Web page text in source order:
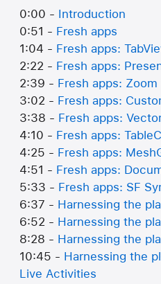
0:00 - Introduction
0:51 - Fresh apps
1:04 - Fresh apps:
2:22 - Fresh apps:
2:39 - Fresh apps:
3:02 - Fresh apps:
3:38 - Fresh apps:
4:10 - Fresh apps:
4:25 - Fresh apps:
4:51 - Fresh apps:
5:33 - Fresh apps: SF
6:37 - Harnessing the
6:52 - Harnessing the
8:28 - Harnessing the
10:45 - Harnessing the
Live Activities